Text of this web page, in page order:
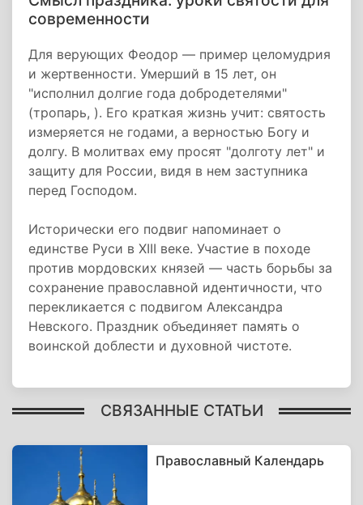
современности
Для верующих Феодор — пример целомудрия
и жертвенности. Умерший в 15 лет, он
"исполнил долгие года добродетелями"
(тропарь, ). Его краткая жизнь учит: святость
измеряется не годами, а верностью Богу и
долгу. В молитвах ему просят "долготу лет" и
защиту для России, видя в нем заступника
перед Господом.
Исторически его подвиг напоминает о
единстве Руси в XIII веке. Участие в походе
против мордовских князей — часть борьбы за
сохранение православной идентичности, что
перекликается с подвигом Александра
Невского. Праздник объединяет память о
воинской доблести и духовной чистоте.
СВЯЗАННЫЕ СТАТЬИ
Православный Календарь